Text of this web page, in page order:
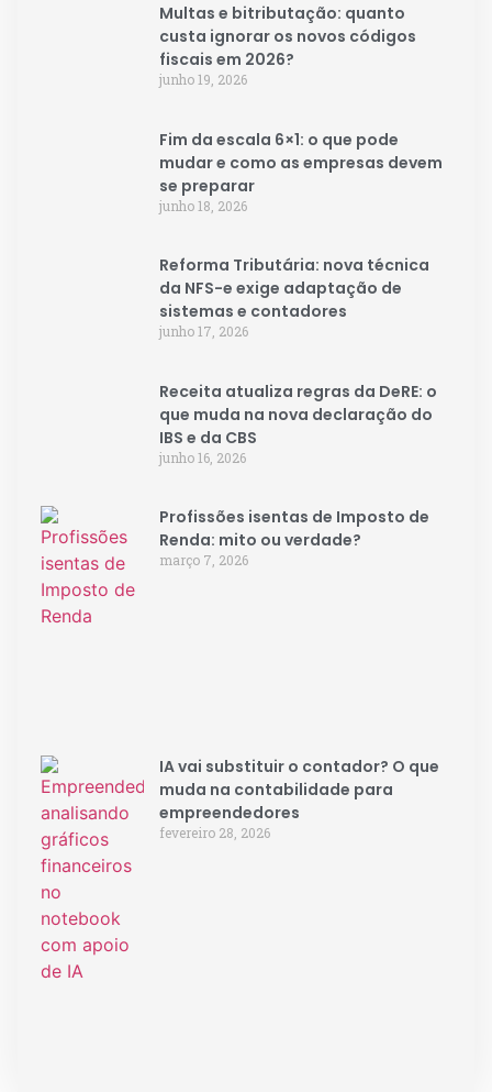
Multas e bitributação: quanto
custa ignorar os novos códigos
fiscais em 2026?
junho 19, 2026
Fim da escala 6×1: o que pode
mudar e como as empresas devem
se preparar
junho 18, 2026
Reforma Tributária: nova técnica
da NFS-e exige adaptação de
sistemas e contadores
junho 17, 2026
Receita atualiza regras da DeRE: o
que muda na nova declaração do
IBS e da CBS
junho 16, 2026
Profissões isentas de Imposto de
Renda: mito ou verdade?
março 7, 2026
IA vai substituir o contador? O que
muda na contabilidade para
empreendedores
fevereiro 28, 2026